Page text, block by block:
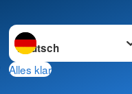
Sprache wechseln zu
Alles klar